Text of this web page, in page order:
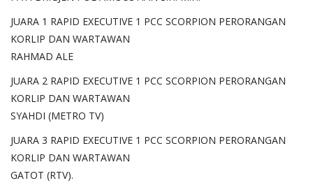
JUARA 1 RAPID EXECUTIVE 1 PCC SCORPION PERORANGAN
KORLIP DAN WARTAWAN
RAHMAD ALE
JUARA 2 RAPID EXECUTIVE 1 PCC SCORPION PERORANGAN
KORLIP DAN WARTAWAN
SYAHDI (METRO TV)
JUARA 3 RAPID EXECUTIVE 1 PCC SCORPION PERORANGAN
KORLIP DAN WARTAWAN
GATOT (RTV).